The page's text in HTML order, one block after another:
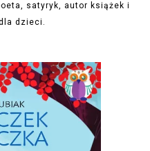
satyryk, autor książek i
dzieci.